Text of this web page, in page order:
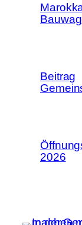
Beitrag
2026